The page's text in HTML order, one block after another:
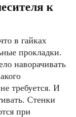
к
в гайках
прокладки.
наворачивать
требуется. И
Стенки
при